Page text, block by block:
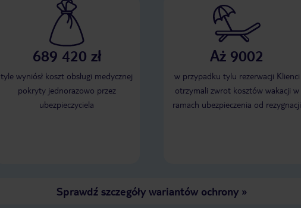
689 420 zł
tyle wyniósł koszt obsługi medycznej
pokryty jednorazowo przez
ubezpieczyciela
Aż 9002
w przypadku tylu rezerwacji Klienci
otrzymali zwrot kosztów wakacji w
ramach ubezpieczenia od rezygnacji
Sprawdź szczegóły wariantów ochrony»